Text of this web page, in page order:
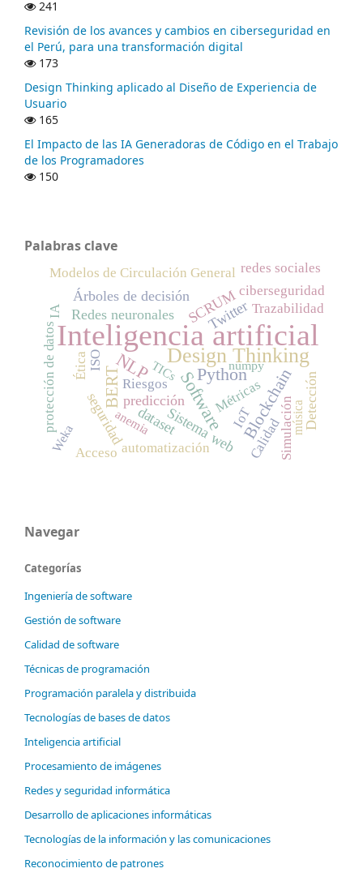
241
Revisión de los avances y cambios en ciberseguridad en
el Perú, para una transformación digital
173
Design Thinking aplicado al Diseño de Experiencia de
Usuario
165
El Impacto de las IA Generadoras de Código en el Trabajo
de los Programadores
150
Palabras clave
Inteligencia artificial
Design Thinking
Python
Software
NLP
BERT Blockchain
Sistema web
SCRUM
seguridad
Twitter
Redes neuronales
predicción Detección
Árboles de decisión
dataset
ciberseguridad
Modelos de Circulación General
ISO
protección de datos Simulación
automatización
Riesgos Métricas
redes sociales
Ética
Calidad
IA Trazabilidad
Acceso
IoT
numpy
anemia música
Weka
TICs
Navegar
Categorías
Ingeniería de software
Gestión de software
Calidad de software
Técnicas de programación
Programación paralela y distribuida
Tecnologías de bases de datos
Inteligencia artificial
Procesamiento de imágenes
Redes y seguridad informática
Desarrollo de aplicaciones informáticas
Tecnologías de la información y las comunicaciones
Reconocimiento de patrones